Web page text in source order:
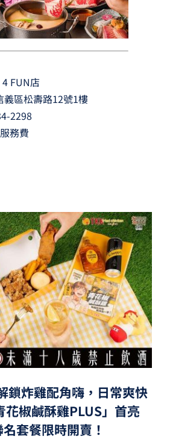
FUN店
義區松壽路12號1樓
2298
務費
鎖炸雞配角嗨，日常爽快
花椒鹹酥雞PLUS」首亮
套餐限時開賣！